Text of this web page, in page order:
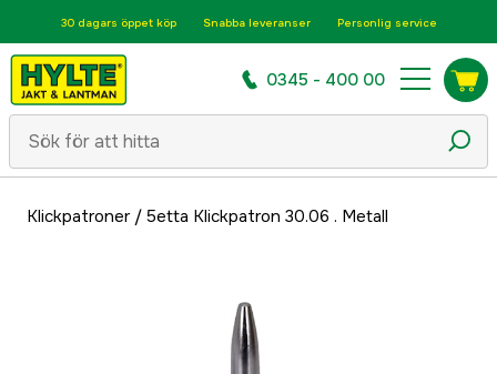
30 dagars öppet köp Snabba leveranser Personlig service
0345 - 400 00
Klickpatroner/ 5etta Klickpatron 30.06 . Metall